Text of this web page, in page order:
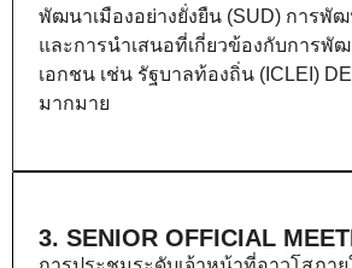
พัฒนาเมืองอย่างยั่งยืน (SUD) การพัฒ
และการนำเสนอที่เกี่ยวข้องกับการพั
เอกชน เช่น รัฐบาลท้องถิ่น (ICLEI)
มากมาย
3. SENIOR OFFICIAL